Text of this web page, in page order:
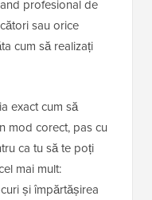
profesional de
sau orice
cum să realizați
exact cum să
mod corect, pas cu
ca tu să te poți
mai mult:
și împărtășirea